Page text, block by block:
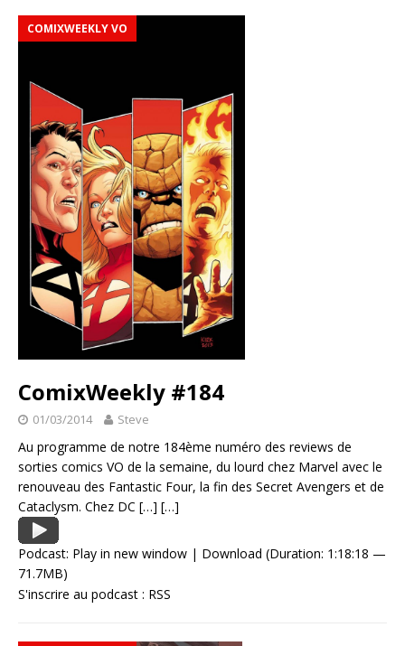
COMIXWEEKLY VO
ComixWeekly #184
01/03/2014 Steve
Au programme de notre 184ème numéro des reviews de
sorties comics VO de la semaine, du lourd chez Marvel avec le
renouveau des Fantastic Four, la fin des Secret Avengers et de
Cataclysm. Chez DC […] […]
Podcast: Play in new window | Download (Duration: 1:18:18 —
71.7MB)
S'inscrire au podcast : RSS